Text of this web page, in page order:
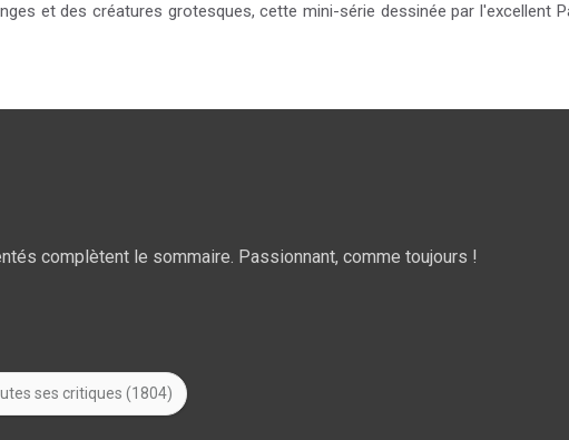
et des créatures grotesques, cette mini-série dessinée par l'excellent
complètent le sommaire. Passionnant, comme toujours !
ses critiques (1804)